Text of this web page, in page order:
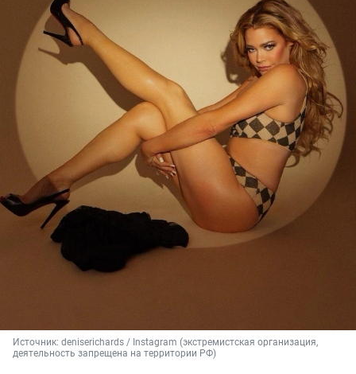
Источник: deniserichards / Instagram (экстремистская организация,
деятельность запрещена на территории РФ)